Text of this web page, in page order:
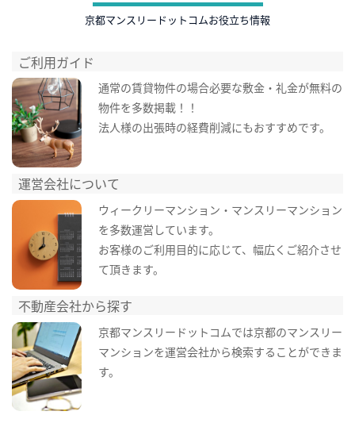
京都マンスリードットコムお役立ち情報
ご利用ガイド
通常の賃貸物件の場合必要な敷金・礼金が無料の
物件を多数掲載！！
法人様の出張時の経費削減にもおすすめです。
運営会社について
ウィークリーマンション・マンスリーマンション
を多数運営しています。
お客様のご利用目的に応じて、幅広くご紹介させ
て頂きます。
不動産会社から探す
京都マンスリードットコムでは京都のマンスリー
マンションを運営会社から検索することができま
す。